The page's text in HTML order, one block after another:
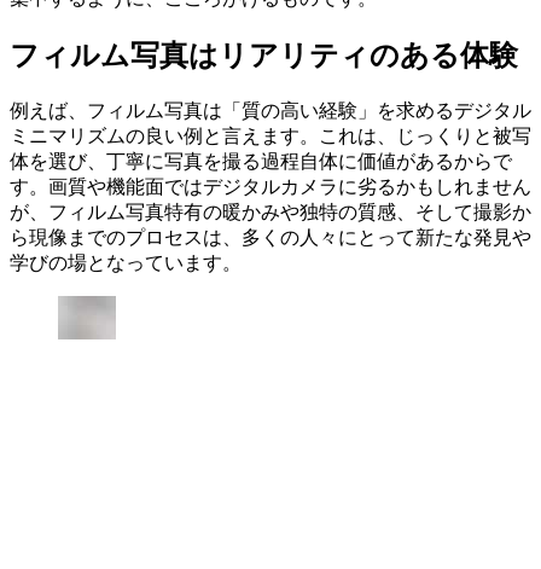
フィルム写真はリアリティのある体験
例えば、フィルム写真は「質の高い経験」を求めるデジタル
ミニマリズムの良い例と言えます。これは、じっくりと被写
体を選び、丁寧に写真を撮る過程自体に価値があるからで
す。画質や機能面ではデジタルカメラに劣るかもしれません
が、フィルム写真特有の暖かみや独特の質感、そして撮影か
ら現像までのプロセスは、多くの人々にとって新たな発見や
学びの場となっています。